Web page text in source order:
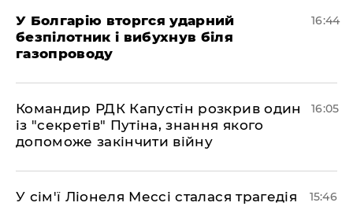
У Болгарію вторгся ударний
безпілотник і вибухнув біля
газопроводу
16:44
Командир РДК Капустін розкрив один
із "секретів" Путіна, знання якого
допоможе закінчити війну
16:05
У сім'ї Ліонеля Мессі сталася трагедія 15:46